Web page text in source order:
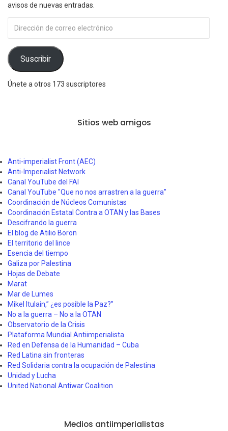
avisos de nuevas entradas.
de
electrónico
Suscribir
Únete a otros 173 suscriptores
Sitios web amigos
Anti-imperialist Front (AEC)
Anti-Imperialist Network
Canal YouTube del FAI
Canal YouTube "Que no nos arrastren a la guerra"
Coordinación de Núcleos Comunistas
Coordinación Estatal Contra a OTAN y las Bases
Descifrando la guerra
El blog de Atilio Boron
El territorio del lince
Esencia del tiempo
Galiza por Palestina
Hojas de Debate
Marat
Mar de Lumes
Mikel Itulain,” ¿es posible la Paz?”
No a la guerra – No a la OTAN
Observatorio de la Crisis
Plataforma Mundial Antiimperialista
Red en Defensa de la Humanidad – Cuba
Red Latina sin fronteras
Red Solidaria contra la ocupación de Palestina
Unidad y Lucha
United National Antiwar Coalition
Medios antiimperialistas